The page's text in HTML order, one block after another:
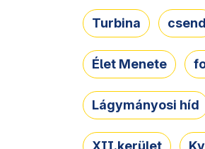
Turbina csend
Élet Menete
Lágymányosi híd
XII.kerület